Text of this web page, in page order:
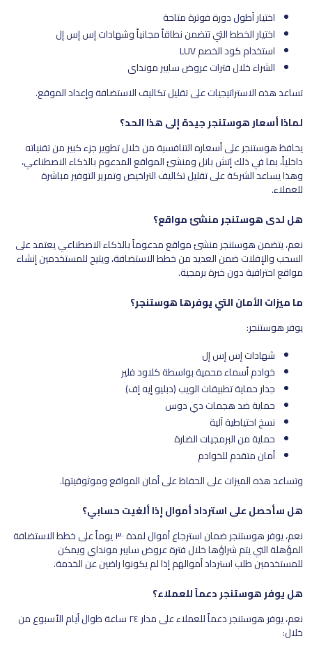
اختيار أطول دورة فوترة متاحة
اختيار الخطط التي تتضمن نطاقاً مجانياً وشهادات إس إس إل
استخدام كود الخصم LUV
الشراء خلال فترات عروض سايبر مونداي
تساعد هذه الاستراتيجيات على تقليل تكاليف الاستضافة وإعداد الموقع.
لماذا أسعار هوستنجر جيدة إلى هذا الحد؟
يحافظ هوستنجر على أسعاره التنافسية من خلال تطوير جزء كبير من تقنياته
داخلياً، بما في ذلك إتش بانل ومنشئ المواقع المدعوم بالذكاء الاصطناعي،
وهذا يساعد الشركة على تقليل تكاليف التراخيص وتمرير التوفير مباشرة
للعملاء.
هل لدى هوستنجر منشئ مواقع؟
نعم، يتضمن هوستنجر منشئ مواقع مدعوماً بالذكاء الاصطناعي يعتمد على
السحب والإفلات ضمن العديد من خطط الاستضافة، ويتيح للمستخدمين إنشاء
مواقع احترافية دون خبرة برمجية.
ما ميزات الأمان التي يوفرها هوستنجر؟
يوفر هوستنجر:
شهادات إس إس إل
خوادم أسماء محمية بواسطة كلاود فلير
جدار حماية تطبيقات الويب (دبليو إيه إف)
حماية ضد هجمات دي دوس
نسخ احتياطية آلية
حماية من البرمجيات الضارة
أمان متقدم للخوادم
وتساعد هذه الميزات على الحفاظ على أمان المواقع وموثوقيتها.
هل سأحصل على استرداد أموال إذا ألغيت حسابي؟
نعم، يوفر هوستنجر ضمان استرجاع أموال لمدة ٣٠ يوماً على خطط الاستضافة
المؤهلة التي يتم شراؤها خلال فترة عروض سايبر مونداي ويمكن
للمستخدمين طلب استرداد أموالهم إذا لم يكونوا راضين عن الخدمة.
هل يوفر هوستنجر دعماً للعملاء؟
نعم، يوفر هوستنجر دعماً للعملاء على مدار ٢٤ ساعة طوال أيام الأسبوع من
خلال: